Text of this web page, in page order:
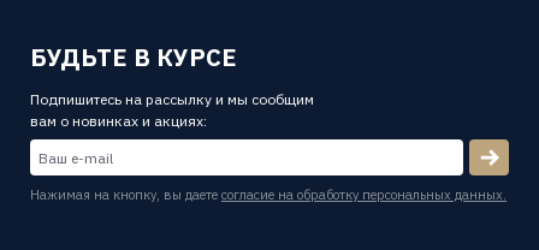
БУДЬТЕ В КУРСЕ
Подпишитесь на рассылку и мы сообщим
вам о новинках и акциях:
Нажимая на кнопку, вы даете согласие на обработку персональных данных.